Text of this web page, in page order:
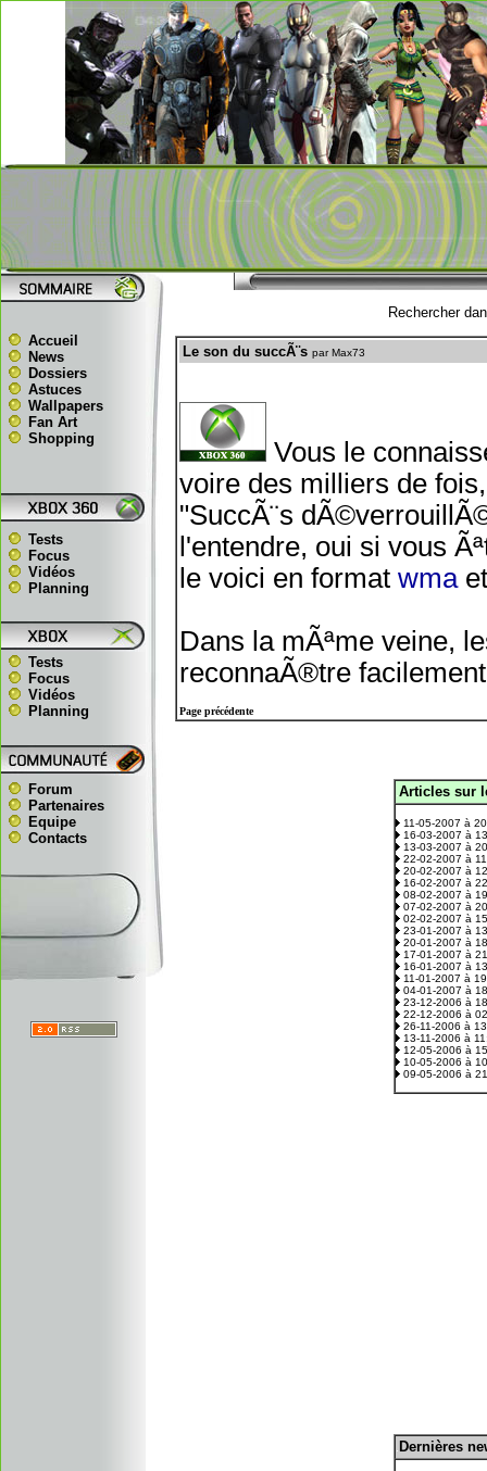
Accueil
News
Dossiers
Astuces
Wallpapers
Fan Art
Shopping
Tests
Focus
Vidéos
Planning
Tests
Focus
Vidéos
Planning
Forum
Partenaires
Equipe
Contacts
Rechercher
Le son du succÃ¨s par Max73
Vous le
voire des milliers de
"SuccÃ¨s
l'entendre, oui si vous
le voici en format wma
Dans la mÃªme veine,
reconnaÃ®tre
Page précédente
Articles sur
11-05-2007 à
16-03-2007 à
13-03-2007 à
22-02-2007 à
20-02-2007 à
16-02-2007 à
08-02-2007 à
07-02-2007 à
02-02-2007 à
23-01-2007 à
20-01-2007 à
17-01-2007 à
16-01-2007 à
11-01-2007 à
04-01-2007 à
23-12-2006 à
22-12-2006 à
26-11-2006 à
13-11-2006 à
12-05-2006 à
10-05-2006 à
09-05-2006 à
Dernières